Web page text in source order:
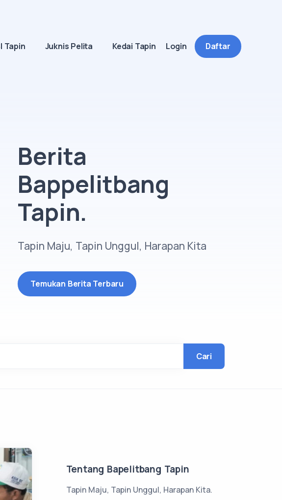
Tapin Juknis Pelita Kedai Tapin Login Daftar
Berita
Bappelitbang
Tapin.
Tapin Maju, Tapin Unggul, Harapan Kita
Temukan Berita Terbaru
Tentang Bapelitbang Tapin
Tapin Maju, Tapin Unggul, Harapan Kita.